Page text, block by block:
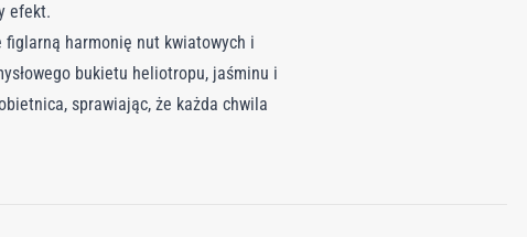
efekt.
figlarną harmonię nut kwiatowych i
bukietu heliotropu, jaśminu i
sprawiając, że każda chwila